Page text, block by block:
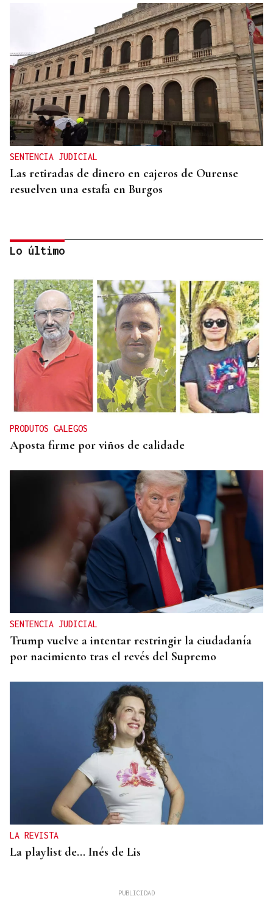
SENTENCIA JUDICIAL
Las retiradas de dinero en cajeros de Ourense
resuelven una estafa en Burgos
MADRES LACTANTES
Una "tetada" en Ourense para hacer visible la
lactancia
Lo último
PRODUTOS GALEGOS
Aposta firme por viños de calidade
SENTENCIA JUDICIAL
Trump vuelve a intentar restringir la ciudadanía
por nacimiento tras el revés del Supremo
LA REVISTA
La playlist de... Inés de Lis